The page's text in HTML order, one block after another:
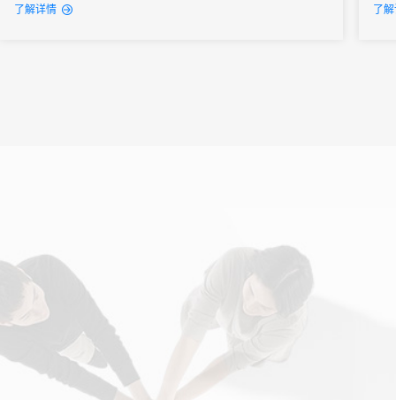
堵、信息错漏、数据统计滞后等问题，严重影响会议的专业形象和
行业大会
经销商大会
了解详情
术
产
了